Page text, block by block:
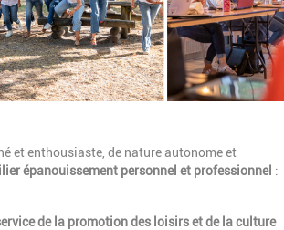
et enthousiaste, de nature autonome et
épanouissement personnel et professionnel :
de la promotion des loisirs et de la culture